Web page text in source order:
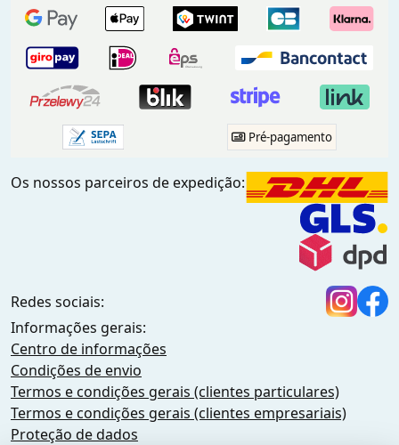
Pré-pagamento
Os nossos parceiros de expedição:
Redes sociais:
Informações gerais:
Centro de informações
Condições de envio
Termos e condições gerais (clientes particulares)
Termos e condições gerais (clientes empresariais)
Proteção de dados